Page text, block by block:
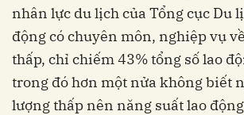
nhân lực du lịch của Tổng cục Du
động có chuyên môn, nghiệp vụ
thấp, chỉ chiếm 43% tổng số lao
trong đó hơn một nửa không biết
lượng thấp nên năng suất lao